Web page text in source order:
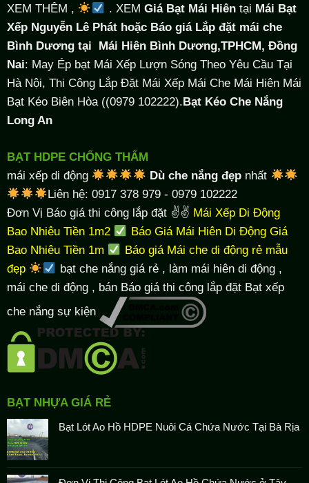
XEM THÊM ,
. XEM Giá Bạt Mái Hiêntại Mái Bạt
Xếp Nguyễn Lê Phát hoặc Báo giá Lắp đặt mái che
Bình Dương tại Mái Hiên Bình Dương,TPHCM, Đồng
Nai: May Ép bạt Mái Xếp Lượn Sóng Theo Yêu Cầu Tại
Hà Nội, Thi Công Lắp Đặt Mái Xếp Mái Che Mái Hiên Mái
Bạt Kéo Biên Hòa ((0979 102222).Bạt Kéo Che Nắng
Long An
BẠT HDPE CHỐNG THẤM
mái xếp di động Dù che nắng đẹp nhất
Liên hệ: 0917 378 979 - 0979 102222
Đơn Vị Báo giá thi công lắp đặt ✌✌ Mái Xếp Di Động
Bao Nhiêu Tiền 1m2
Báo Giá Mái Hiên Di Động Giá
Bao Nhiêu Tiền 1m
Báo giá Mái che di động rẻ mẫu
đẹp
bạt che nắng giá rẻ, làm mái hiên di động,
mái che di động , bán Báo giá thi công lắp đặt Bạt xếp
che nắng sự kiện
BẠT NHỰA GIÁ RẺ
Bạt Lót Ao Hồ HDPE Nuôi Cá Chứa Nước Tại Bà Rịa